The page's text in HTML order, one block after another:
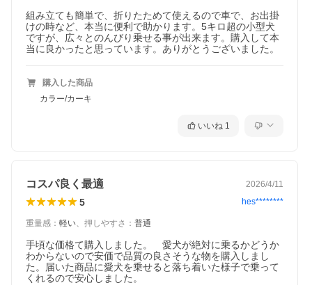
組み立ても簡単で、折りたためて使えるので車で、お出掛
けの時など、本当に便利で助かります。5キロ超の小型犬
ですが、広々とのんびり乗せる事が出来ます。購入して本
当に良かったと思っています。ありがとうございました。
購入した商品
カラー/カーキ
いいね 1
コスパ良く最適 2026/4/11
5 hes********
重量感 ： 軽い、 押しやすさ ： 普通
手頃な価格て購入しました。　愛犬が絶対に乗るかどうか
わからないので安価で品質の良さそうな物を購入しまし
た。届いた商品に愛犬を乗せると落ち着いた様子で乗って
くれるので安心しました。